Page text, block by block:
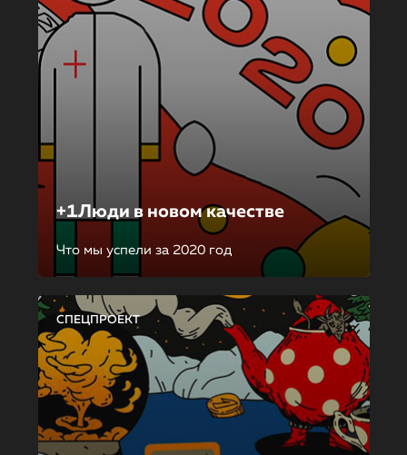
+1Люди в новом качестве
Что мы успели за 2020 год
СПЕЦПРОЕКТ